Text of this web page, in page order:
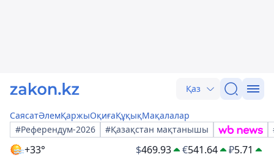
Қаз
СаясатӘлемҚаржыОқиғаҚұқықМақалалар
#Референдум-2026
#Қазақстан мақтанышы
+33° $469.93 €541.64 ₽5.71